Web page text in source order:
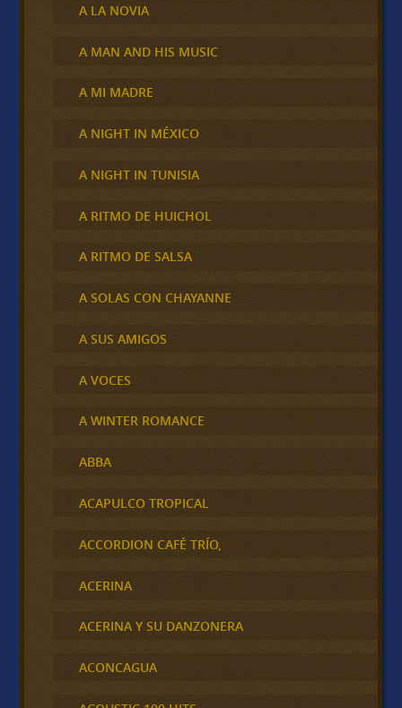
A LA NOVIA
A MAN AND HIS MUSIC
A MI MADRE
A NIGHT IN MÉXICO
A NIGHT IN TUNISIA
A RITMO DE HUICHOL
A RITMO DE SALSA
A SOLAS CON CHAYANNE
A SUS AMIGOS
A VOCES
A WINTER ROMANCE
ABBA
ACAPULCO TROPICAL
ACCORDION CAFÉ TRÍO,
ACERINA
ACERINA Y SU DANZONERA
ACONCAGUA